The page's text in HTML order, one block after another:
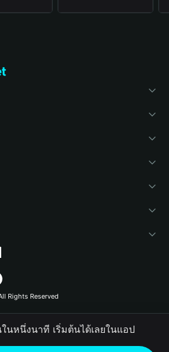
Rights Reserved
นหนึ่งนาที เริ่มต้นได้เลยในแอป